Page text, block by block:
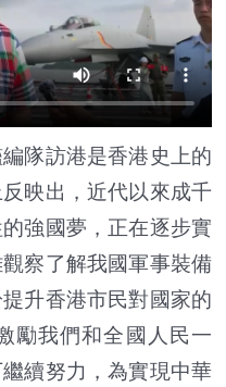
隊訪港是香港史上的
映出，近代以來成千
強國夢，正在逐步實
察了解我國軍事裝備
升香港市民對國家的
勵我們和全國人民一
續努力，為實現中華